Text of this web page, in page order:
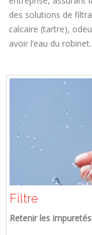
des solutions de
calcaire (tartre),
avoir l’eau du robinet.
Filtre
Retenir les